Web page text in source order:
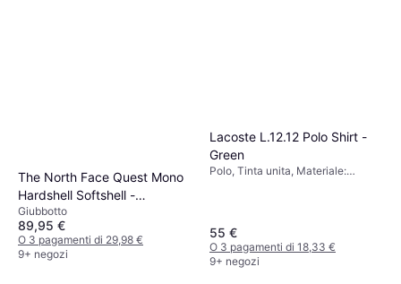
The North Face Quest Mono
Hardshell Softshell -
Black/Bianco
Giubbotto
89,95 €
O 3 pagamenti di 29,98 €
9+ negozi
Lacoste L.12.12 Polo Shirt -
Green
Polo, Tinta unita, Materiale:
55 €
O 3 pagamenti di 18,33 €
9+ negozi